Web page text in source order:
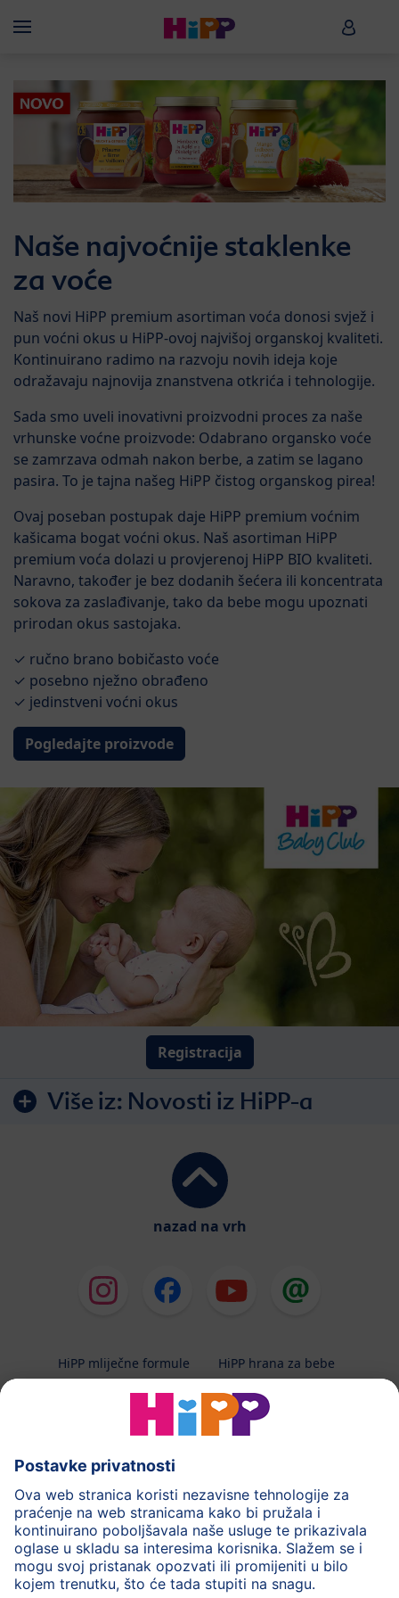
Menü HiPP
Naše najvoćnije staklenke
za voće
Naš novi HiPP premium asortiman voća donosi svjež i
pun voćni okus u HiPP-ovoj najvišoj organskoj kvaliteti.
Kontinuirano radimo na razvoju novih ideja koje
odražavaju najnovija znanstvena otkrića i tehnologije.
Sada smo uveli inovativni proizvodni proces za naše
vrhunske voćne proizvode: Odabrano organsko voće
se zamrzava odmah nakon berbe, a zatim se lagano
pasira. To je tajna našeg HiPP čistog organskog pirea!
Ovaj poseban postupak daje HiPP premium voćnim
kašicama bogat voćni okus. Naš asortiman HiPP
premium voća dolazi u provjerenoj HiPP BIO kvaliteti.
Naravno, također je bez dodanih šećera ili koncentrata
sokova za zaslađivanje, tako da bebe mogu upoznati
prirodan okus sastojaka.
✓ ručno brano bobičasto voće
✓ posebno nježno obrađeno
✓ jedinstveni voćni okus
Pogledajte proizvode
Registracija
Više iz: Novosti iz HiPP-a
nazad na vrh
HiPP mliječne formule
HiPP hrana za bebe
HiPP njega
HiPP trudnoća
Terapeutska dijeta
Zaštita podataka i upute za korištenj
Uvjeti korištenja
Impressum
Kontakt
O HiPP-u